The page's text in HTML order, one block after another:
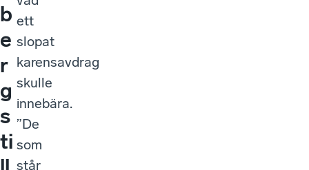
b
e
r
g
s
ti
ett
slopat
karensavdrag
skulle
innebära.
”De
som
står